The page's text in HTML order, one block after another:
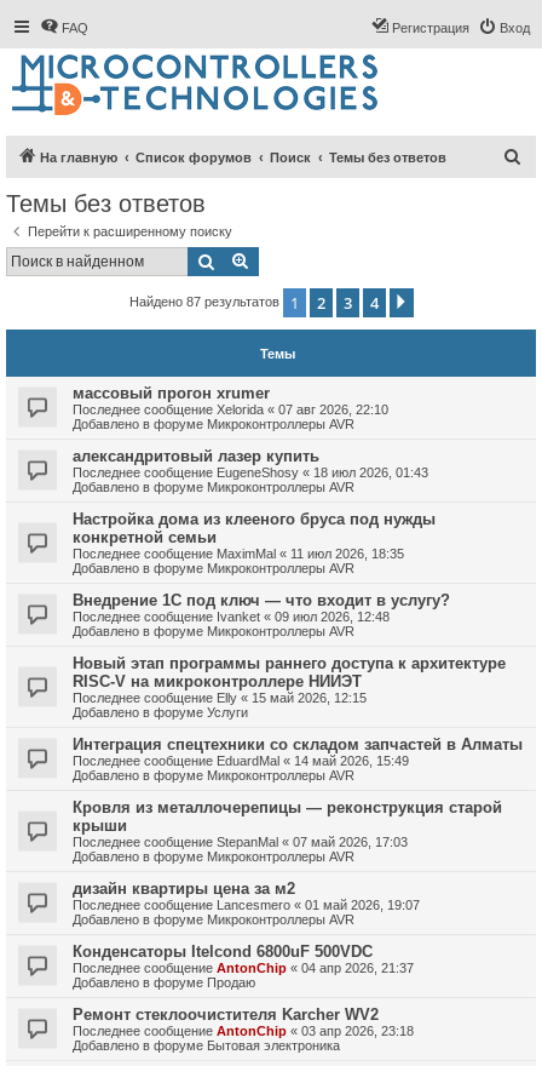
FAQ Вход
Регистрация
На главную Список форумов Поиск Темы без ответов
Темы без ответов
Перейти к расширенному поиску
Поиск
Найдено 87 результатов 1 2 3 4
Темы
массовый прогон xrumer
Последнее сообщение Xelorida « 07 авг 2026, 22:10
Добавлено в форуме Микроконтроллеры AVR
александритовый лазер купить
Последнее сообщение EugeneShosy « 18 июл 2026, 01:43
Добавлено в форуме Микроконтроллеры AVR
Настройка дома из клееного бруса под нужды
конкретной семьи
Последнее сообщение MaximMal « 11 июл 2026, 18:35
Добавлено в форуме Микроконтроллеры AVR
Внедрение 1С под ключ — что входит в услугу?
Последнее сообщение Ivanket « 09 июл 2026, 12:48
Добавлено в форуме Микроконтроллеры AVR
Новый этап программы раннего доступа к архитектуре
RISC-V на микроконтроллере НИИЭТ
Последнее сообщение Elly « 15 май 2026, 12:15
Добавлено в форуме Услуги
Интеграция спецтехники со складом запчастей в Алматы
Последнее сообщение EduardMal « 14 май 2026, 15:49
Добавлено в форуме Микроконтроллеры AVR
Кровля из металлочерепицы — реконструкция старой
крыши
Последнее сообщение StepanMal « 07 май 2026, 17:03
Добавлено в форуме Микроконтроллеры AVR
дизайн квартиры цена за м2
Последнее сообщение Lancesmero « 01 май 2026, 19:07
Добавлено в форуме Микроконтроллеры AVR
Конденсаторы Itelcond 6800uF 500VDC
Последнее сообщение AntonChip « 04 апр 2026, 21:37
Добавлено в форуме Продаю
Ремонт стеклоочистителя Karcher WV2
Последнее сообщение AntonChip « 03 апр 2026, 23:18
Добавлено в форуме Бытовая электроника